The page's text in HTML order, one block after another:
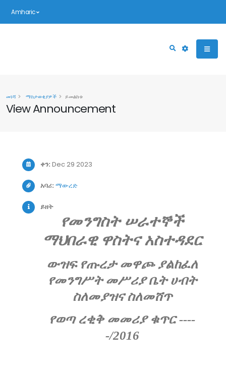
Amharic
View Announcement
መነሻ ማስታወቂያዎች ይመልከቱ
ቀን: Dec 29 2023
አባሪ: ማውረድ
ይዘት
የመንግስት ሠራተኞች
ማህበራዊ ዋስትና አስተዳደር
ውዝፍ የጡረታ መዋጮ ያልከፈለ
የመንግሥት መሥሪያ ቤት ሀብት
ስለመያዝና ስለመሸጥ
የወጣ ረቂቅ መመሪያ ቁጥር ----
-/2016